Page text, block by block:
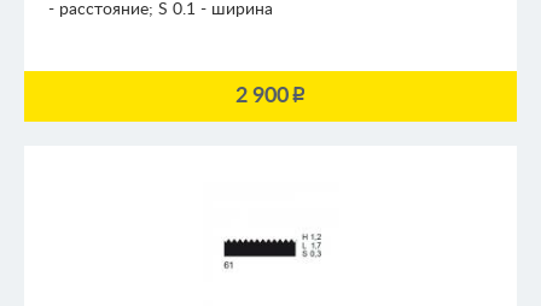
- расстояние; S 0.1 - ширина
2 900p